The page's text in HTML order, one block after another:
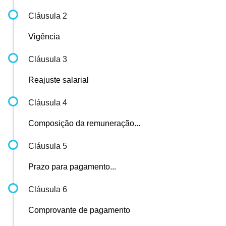
Cláusula 2
Vigência
Cláusula 3
Reajuste salarial
Cláusula 4
Composição da remuneração...
Cláusula 5
Prazo para pagamento...
Cláusula 6
Comprovante de pagamento